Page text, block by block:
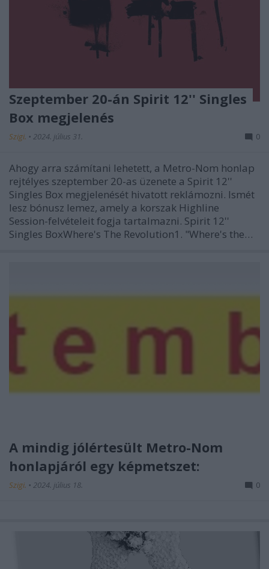
Szeptember 20-án Spirit 12'' Singles
Box megjelenés
Szigi. • 2024. július 31. 0
Ahogy arra számítani lehetett, a Metro-Nom honlap
rejtélyes szeptember 20-as üzenete a Spirit 12''
Singles Box megjelenését hivatott reklámozni. Ismét
lesz bónusz lemez, amely a korszak Highline
Session-felvételeit fogja tartalmazni. Spirit 12''
Singles BoxWhere's The Revolution1. "Where's the…
A mindig jólértesült Metro-Nom
honlapjáról egy képmetszet:
Szigi. • 2024. július 18. 0